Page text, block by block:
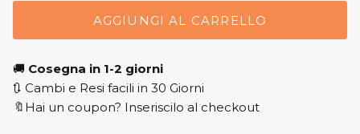
AGGIUNGI AL CARRELLO
🚚 Cosegna in 1-2 giorni
🔃 Cambi e Resi facili in 30 Giorni
🔖Hai un coupon? Inseriscilo al checkout